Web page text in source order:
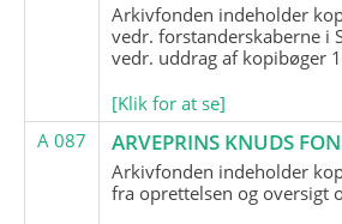
Arkivfonden indeholder
vedr. forstanderskaberne i
vedr. uddrag af kopibøger
[Klik for at se]
A 087
ARVEPRINS KNUDS
Arkivfonden indeholder
fra oprettelsen og oversigt